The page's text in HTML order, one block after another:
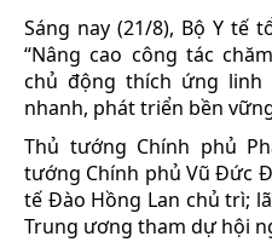
Sáng nay (21/8), Bộ Y tế
“Nâng cao công tác
chủ động thích ứng linh
nhanh, phát triển bền
Thủ tướng Chính phủ
tướng Chính phủ Vũ Đức
tế Đào Hồng Lan chủ trì;
Trung ương tham dự hội